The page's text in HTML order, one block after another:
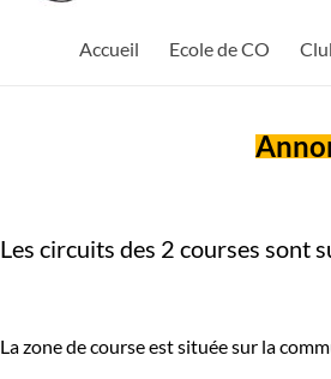
Feuillade
Accueil Ecole de CO
Les circuits des 2 courses sont
La zone de course est située sur la